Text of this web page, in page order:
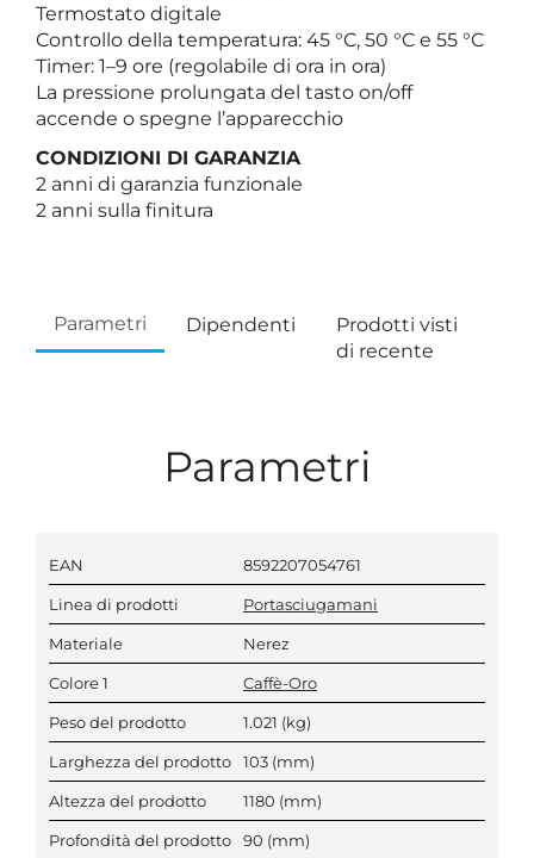
Termostato digitale
Controllo della temperatura: 45 °C, 50 °C e 55 °C
Timer: 1–9 ore (regolabile di ora in ora)
La pressione prolungata del tasto on/off
accende o spegne l’apparecchio
CONDIZIONI DI GARANZIA
2 anni di garanzia funzionale
2 anni sulla finitura
Parametri Dipendenti
Prodotti visti
di recente
Parametri
EAN 8592207054761
Linea di prodotti Portasciugamani
Materiale Nerez
Colore 1 Caffè-Oro
Peso del prodotto 1.021 (kg)
Larghezza del prodotto 103 (mm)
Altezza del prodotto 1180 (mm)
Profondità del prodotto 90 (mm)